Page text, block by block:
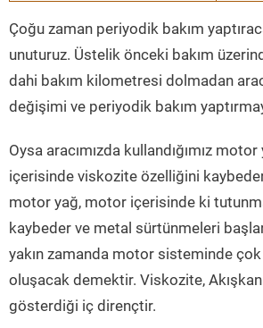
Çoğu zaman periyodik bakım
unuturuz. Üstelik önceki bakım
dahi bakım kilometresi dolmadan
değişimi ve periyodik bakım
Oysa aracımızda kullandığımız motor
içerisinde viskozite özelliğini
motor yağ, motor içerisinde ki
kaybeder ve metal sürtünmeleri
yakın zamanda motor sisteminde
oluşacak demektir. Viskozite,
gösterdiği iç dirençtir.